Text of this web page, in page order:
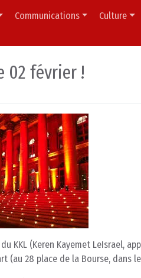
Communications Culture
02 février !
KKL (Keren Kayemet LeIsrael,
(au 28 place de la Bourse, dans